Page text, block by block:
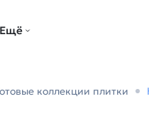
Ещё
коллекции плитки